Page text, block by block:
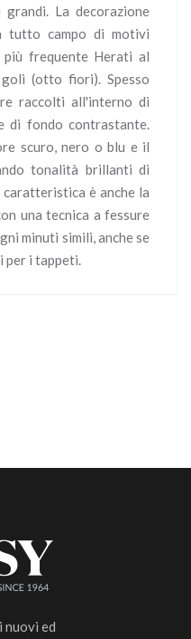
La decorazione
tutto campo di motivi
frequente Herati al
(otto fiori). Spesso
raccolti all'interno di
di fondo contrastante.
scuro, nero o blu e il
tonalità brillanti di
è anche la
una tecnica a fessure
minuti simili, anche se
per i tappeti.
nuovi ed